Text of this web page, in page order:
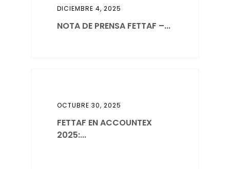
DICIEMBRE 4, 2025
NOTA DE PRENSA FETTAF –...
OCTUBRE 30, 2025
FETTAF EN ACCOUNTEX
2025:...